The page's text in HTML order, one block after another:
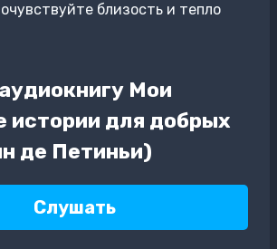
близость и тепло
Мои
истории для добрых
де Петиньи)
Слушать